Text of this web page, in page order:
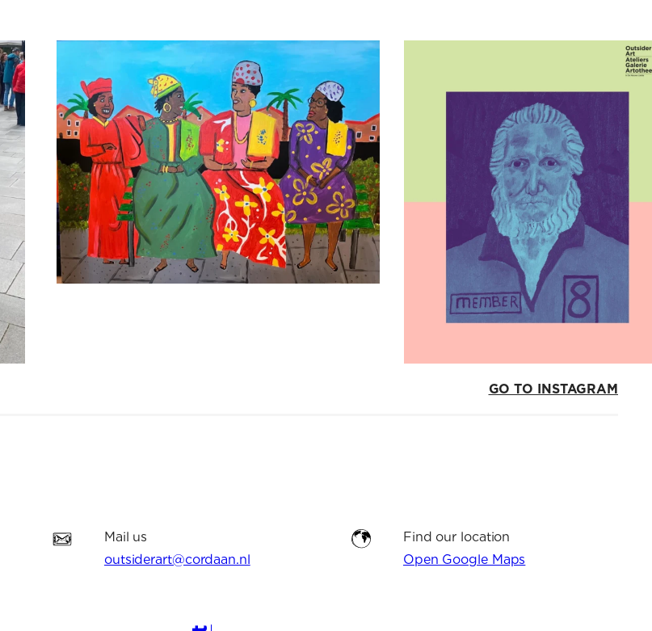
‘Surinaamse Vrouwen Gezellig Aan Het Praten’ – L Kunstenaar in beeld: Cor Pieters Al zijn
GO TO INSTAGRAM
Mail us
outsiderart@cordaan.nl
Find our location
Open Google Maps